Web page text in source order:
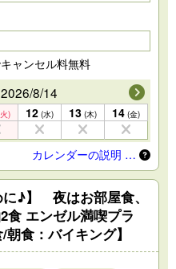
ャンセル料無料
8/14
) 12 (水) 13 (木) 14 (金)
カレンダーの説明 …
♪】 夜はお部屋食、
食 エンゼル満喫プラ
食：バイキング】